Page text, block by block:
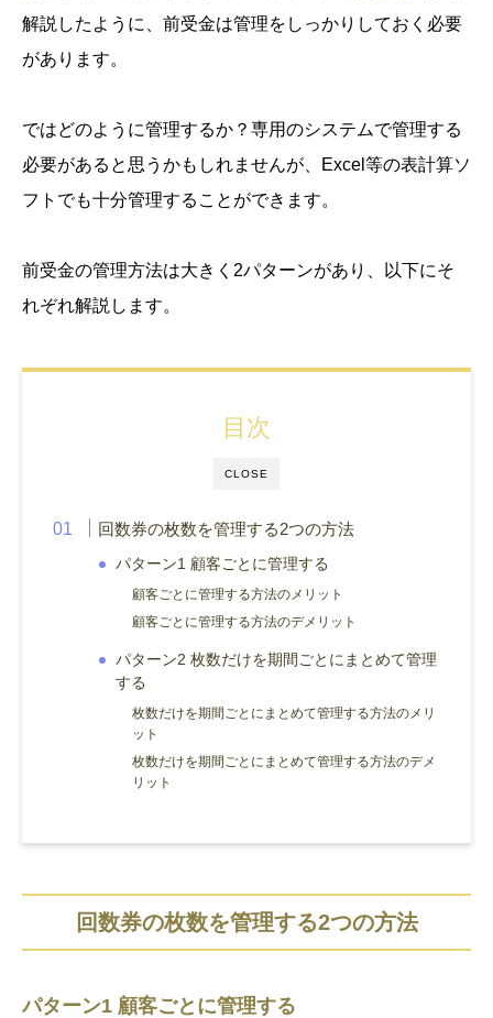
解説したように、前受金は管理をしっかりしておく必要
があります。
ではどのように管理するか？専用のシステムで管理する
必要があると思うかもしれませんが、Excel等の表計算ソ
フトでも十分管理することができます。
前受金の管理方法は大きく2パターンがあり、以下にそ
れぞれ解説します。
CLOSE
目次
回数券の枚数を管理する2つの方法
パターン1 顧客ごとに管理する
顧客ごとに管理する方法のメリット
顧客ごとに管理する方法のデメリット
パターン2 枚数だけを期間ごとにまとめて管理
する
枚数だけを期間ごとにまとめて管理する方法のメリ
ット
枚数だけを期間ごとにまとめて管理する方法のデメ
リット
回数券の枚数を管理する2つの方法
パターン1 顧客ごとに管理する